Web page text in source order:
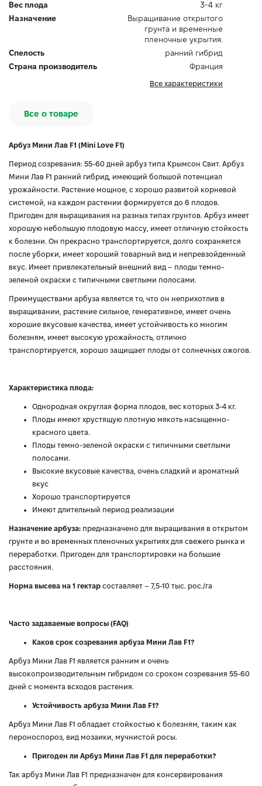
Вес плода
3-4 кг
Назначение
Выращивание открытого
грунта и временные
пленочные укрытия.
Спелость
ранний гибрид
Страна производитель
Франция
Все характеристики
Все о товаре
Арбуз Мини Лав F1 (Mini Love F1)
Период созревания: 55-60 дней арбуз типа Крымсон Свит. Арбуз
Мини Лав F1 ранний гибрид, имеющий большой потенциал
урожайности. Растение мощное, с хорошо развитой корневой
системой, на каждом растении формируется до 6 плодов.
Пригоден для выращивания на разных типах грунтов. Арбуз имеет
хорошую небольшую плодовую массу, имеет отличную стойкость
к болезни. Он прекрасно транспортируется, долго сохраняется
после уборки, имеет хороший товарный вид и непревзойденный
вкус. Имеет привлекательный внешний вид – плоды темно-
зеленой окраски с типичными светлыми полосами.
Преимуществами арбуза является то, что он неприхотлив в
выращивании, растение сильное, генеративное, имеет очень
хорошие вкусовые качества, имеет устойчивость ко многим
болезням, имеет высокую урожайность, отлично
транспортируется, хорошо защищает плоды от солнечных ожогов.
Характеристика плода:
Однородная округлая форма плодов, вес которых 3-4 кг.
Плоды имеют хрустящую плотную мякоть насыщенно-
красного цвета.
Плоды темно-зеленой окраски с типичными светлыми
полосами.
Высокие вкусовые качества, очень сладкий и ароматный
вкус
Хорошо транспортируется
Имеют длительный период реализации
Назначение арбуза: предназначено для выращивания в открытом
грунте и во временных пленочных укрытиях для свежего рынка и
переработки. Пригоден для транспортировки на большие
расстояния.
Норма высева на 1 гектар составляет – 7,5-10 тыс. рос./га
Часто задаваемые вопросы (FAQ)
Каков срок созревания арбуза Мини Лав F1?
Арбуз Мини Лав F1 является ранним и очень
высокопроизводительным гибридом со сроком созревания 55-60
дней с момента всходов растения.
Устойчивость арбуза Мини Лав F1?
Арбуз Мини Лав F1 обладает стойкостью к болезням, таким как
пероноспороз, вид мозаики, мучнистой росы.
Пригоден ли Арбуз Мини Лав F1 для переработки?
Так арбуз Мини Лав F1 предназначен для консервирования